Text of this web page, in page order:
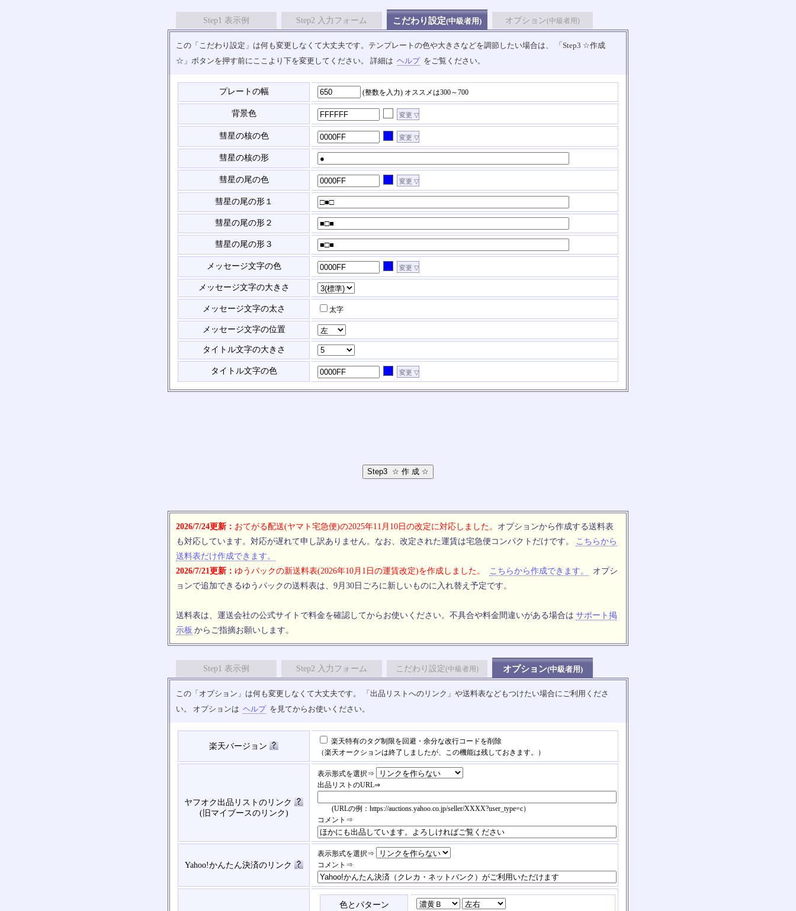
Step1 表示例 Step2 入力フォーム こだわり設定(中級者用) オプション(中級者用)
この「こだわり設定」は何も変更しなくて大丈夫です。テンプレートの色や大きさなどを調節したい場合は、 「Step3 ☆作成
☆」ボタンを押す前にここより下を変更してください。 詳細は ヘルプ をご覧ください。
プレートの幅 (整数を入力) オススメは300～700
背景色
彗星の核の色
彗星の核の形
彗星の尾の色
彗星の尾の形１
彗星の尾の形２
彗星の尾の形３
メッセージ文字の色
メッセージ文字の大きさ
メッセージ文字の太さ 太字
メッセージ文字の位置
タイトル文字の大きさ
タイトル文字の色
2026/7/24更新： おてがる配送(ヤマト宅急便)の2025年11月10日の改定に対応しました。 オプションから作成する送料表
も対応しています。対応が遅れて申し訳ありません。なお、改定された運賃は宅急便コンパクトだけです。
こちらから
送料表だけ作成できます。
2026/7/21更新： ゆうパックの新送料表(2026年10月1日の運賃改定)を作成しました。 こちらから作成できます。
オプシ
ョンで追加できるゆうパックの送料表は、9月30日ごろに新しいものに入れ替え予定です。
送料表は、運送会社の公式サイトで料金を確認してからお使いください。不具合や料金間違いがある場合は サポート掲
示板 からご指摘お願いします。
Step1 表示例 Step2 入力フォーム こだわり設定(中級者用) オプション(中級者用)
この「オプション」は何も変更しなくて大丈夫です。 「出品リストへのリンク」や送料表などもつけたい場合にご利用くださ
い。 オプションは ヘルプ を見てからお使いください。
楽天バージョン
楽天特有のタグ制限を回避・余分な改行コードを削除
（楽天オークションは終了しましたが、この機能は残しておきます。）
ヤフオク出品リストのリンク
(旧マイブースのリンク)
表示形式を選択⇒
出品リストのURL⇒
(URLの例：https://auctions.yahoo.co.jp/seller/XXXX?user_type=c）
コメント⇒
Yahoo!かんたん決済のリンク
表示形式を選択⇒
コメント⇒
色とパターン